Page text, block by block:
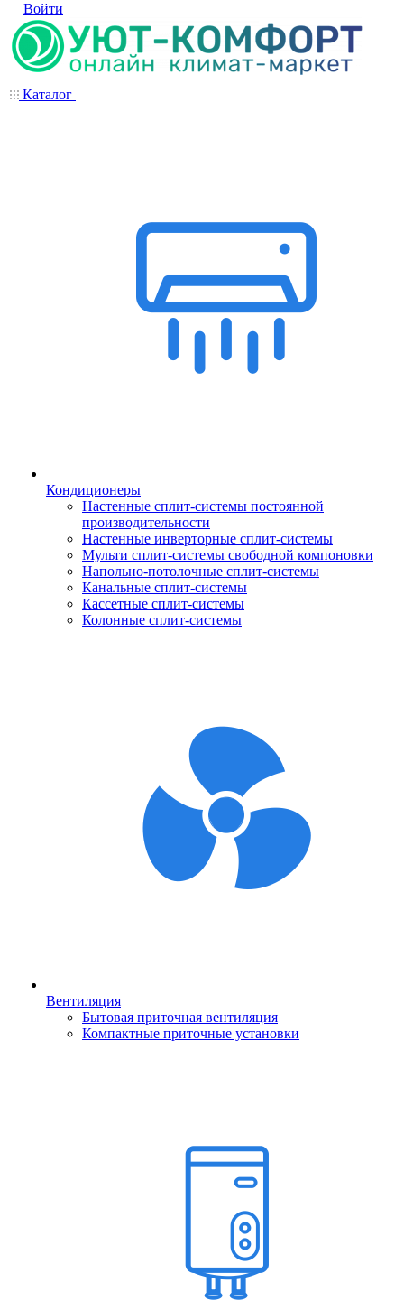
Войти
Каталог
Кондиционеры
Настенные сплит-системы постоянной
производительности
Настенные инверторные сплит-системы
Мульти сплит-системы свободной компоновки
Напольно-потолочные сплит-системы
Канальные сплит-системы
Кассетные сплит-системы
Колонные сплит-системы
Вентиляция
Бытовая приточная вентиляция
Компактные приточные установки